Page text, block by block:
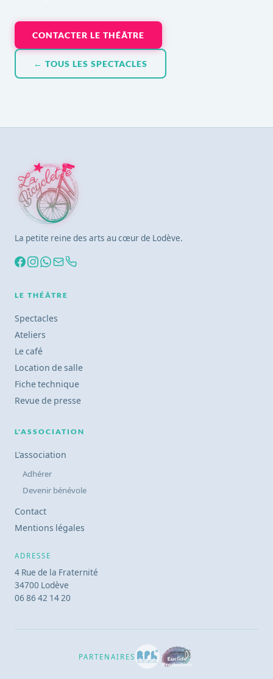
CONTACTER LE THÉÂTRE
← TOUS LES SPECTACLES
La petite reine des arts au cœur de Lodève.
LE THÉÂTRE
Spectacles
Ateliers
Le café
Location de salle
Fiche technique
Revue de presse
L'ASSOCIATION
L'association
Adhérer
Devenir bénévole
Contact
Mentions légales
ADRESSE
4 Rue de la Fraternité
34700 Lodève
06 86 42 14 20
PARTENAIRES